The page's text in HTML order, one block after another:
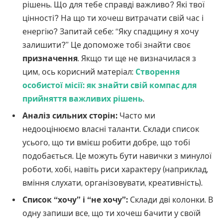
рішень. Що для тебе справді важливо? Які твої
цінності? На що ти хочеш витрачати свій час і
енергію? Запитай себе: “Яку спадщину я хочу
залишити?” Це допоможе тобі знайти своє
призначення. Якщо ти ще не визначилася з
цим, ось корисний матеріал: Створення
особистої місії: як знайти свій компас для
прийняття важливих рішень.
Аналіз сильних сторін: Часто ми
недооцінюємо власні таланти. Склади список
усього, що ти вмієш робити добре, що тобі
подобається. Це можуть бути навички з минулої
роботи, хобі, навіть риси характеру (наприклад,
вміння слухати, організовувати, креативність).
Список “хочу” і “не хочу”: Склади дві колонки. В
одну запиши все, що ти хочеш бачити у своїй